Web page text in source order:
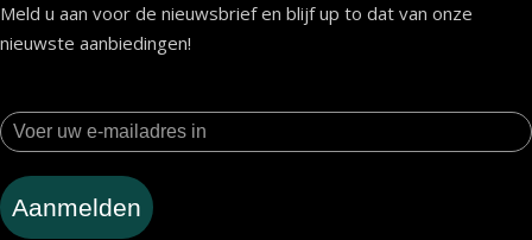
Meld u aan voor de nieuwsbrief en blijf up to dat van onze
nieuwste aanbiedingen!
Aanmelden